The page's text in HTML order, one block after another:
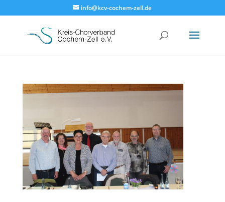
info@kcv-cochem-zell.de